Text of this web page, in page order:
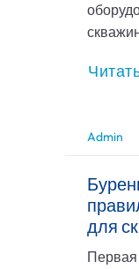
Admin
для
Первая